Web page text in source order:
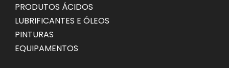
PRODUTOS ÁCIDOS
LUBRIFICANTES E ÓLEOS
PINTURAS
EQUIPAMENTOS